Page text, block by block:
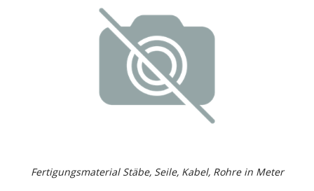
Fertigungsmaterial Stäbe, Seile, Kabel, Rohre in Meter